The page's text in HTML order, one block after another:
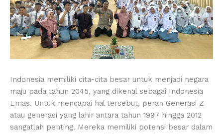
Indonesia memiliki cita-cita besar untuk menjadi negara
maju pada tahun 2045, yang dikenal sebagai Indonesia
Emas. Untuk mencapai hal tersebut, peran Generasi Z
atau generasi yang lahir antara tahun 1997 hingga 2012
sangatlah penting. Mereka memiliki potensi besar dalam